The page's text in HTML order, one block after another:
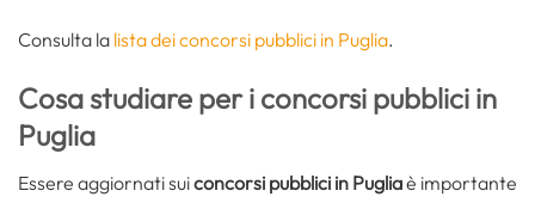
Consulta la lista dei concorsi pubblici in Puglia.
Cosa studiare per i concorsi pubblici in
Puglia
Essere aggiornati suiconcorsi pubblici in Pugliaè importante